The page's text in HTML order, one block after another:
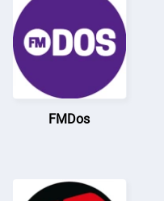
FMDos